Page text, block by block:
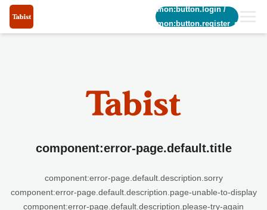
common:button.login/
common:button.register_short
component:error-page.default.title
component:error-page.default.description.sorry
component:error-page.default.description.page-unable-to-display
component:error-page.default.description.please-try-again